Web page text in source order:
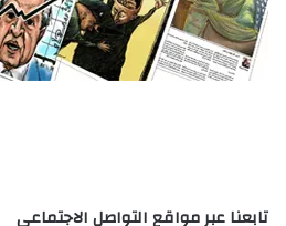
تابعنا عبر مواقع التواصل الاجتماعى